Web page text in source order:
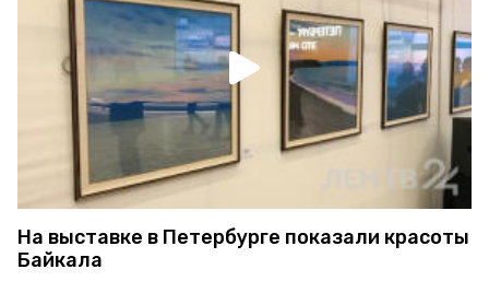
На выставке в Петербурге показали красоты
Байкала